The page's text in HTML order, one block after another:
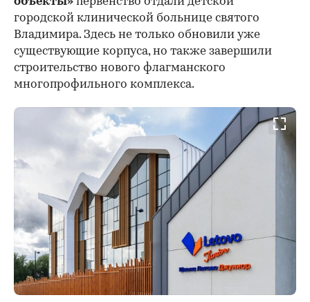
городской клинической больнице святого
Владимира. Здесь не только обновили уже
существующие корпуса, но также завершили
строительство нового флагманского
многопрофильного комплекса.